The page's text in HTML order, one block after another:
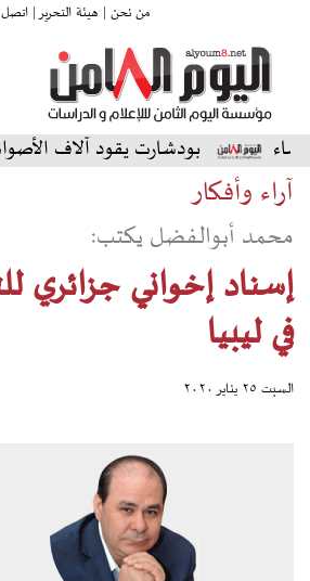
من نحن | هيئة التحرير |اتصل
يقود آلاف الأصوات في أمسية
آراء وأفكار
محمد أبوالفضل يكتب:
إسناد إخواني جزائري
في ليبيا
السبت ٢٥ يناير ٢٠٢٠